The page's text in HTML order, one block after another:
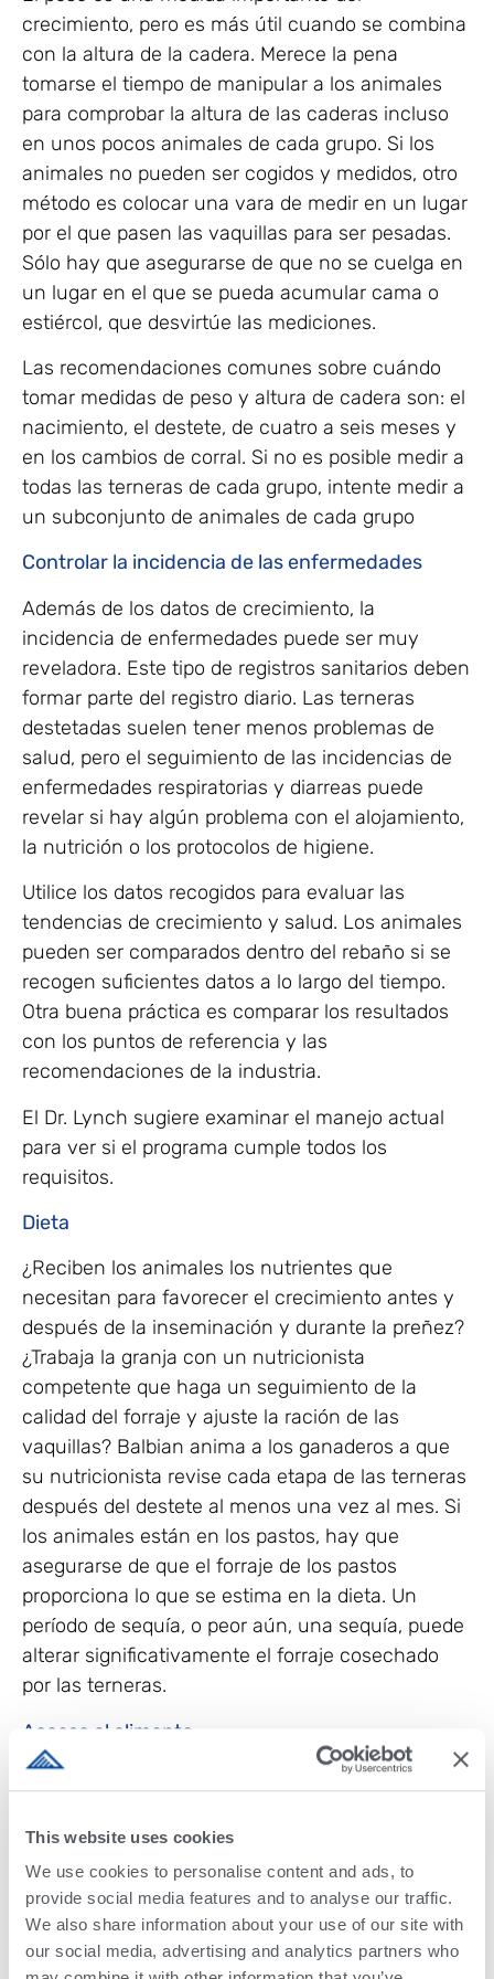
This website uses cookies
We use cookies to personalise content and ads, to
provide social media features and to analyse our traffic.
We also share information about your use of our site with
our social media, advertising and analytics partners who
crecimiento, pero es más útil cuando se combina
con la altura de la cadera. Merece la pena
tomarse el tiempo de manipular a los animales
para comprobar la altura de las caderas incluso
en unos pocos animales de cada grupo. Si los
animales no pueden ser cogidos y medidos, otro
método es colocar una vara de medir en un lugar
por el que pasen las vaquillas para ser pesadas.
Sólo hay que asegurarse de que no se cuelga en
un lugar en el que se pueda acumular cama o
estiércol, que desvirtúe las mediciones.
Las recomendaciones comunes sobre cuándo
tomar medidas de peso y altura de cadera son: el
nacimiento, el destete, de cuatro a seis meses y
en los cambios de corral. Si no es posible medir a
todas las terneras de cada grupo, intente medir a
un subconjunto de animales de cada grupo
Controlar la incidencia de las enfermedades
Además de los datos de crecimiento, la
incidencia de enfermedades puede ser muy
reveladora. Este tipo de registros sanitarios deben
formar parte del registro diario. Las terneras
destetadas suelen tener menos problemas de
salud, pero el seguimiento de las incidencias de
enfermedades respiratorias y diarreas puede
revelar si hay algún problema con el alojamiento,
la nutrición o los protocolos de higiene.
Utilice los datos recogidos para evaluar las
tendencias de crecimiento y salud. Los animales
pueden ser comparados dentro del rebaño si se
recogen suficientes datos a lo largo del tiempo.
Otra buena práctica es comparar los resultados
con los puntos de referencia y las
recomendaciones de la industria.
El Dr. Lynch sugiere examinar el manejo actual
para ver si el programa cumple todos los
requisitos.
Dieta
¿Reciben los animales los nutrientes que
necesitan para favorecer el crecimiento antes y
después de la inseminación y durante la preñez?
¿Trabaja la granja con un nutricionista
competente que haga un seguimiento de la
calidad del forraje y ajuste la ración de las
vaquillas? Balbian anima a los ganaderos a que
su nutricionista revise cada etapa de las terneras
después del destete al menos una vez al mes. Si
los animales están en los pastos, hay que
asegurarse de que el forraje de los pastos
proporciona lo que se estima en la dieta. Un
período de sequía, o peor aún, una sequía, puede
alterar significativamente el forraje cosechado
por las terneras.
Acceso al alimento
Al igual que en el caso de los animales lactantes,
para el rendimiento. ¿Hay suficiente espacio en
los corrales para los animales? ¿La estrategia de
agrupación permite alojar juntos a animales de
tamaño similar? Si las terneras no pueden
alcanzar el alimento, no pueden comerlo.